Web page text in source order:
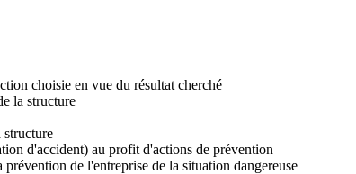
choisie en vue du résultat cherché
la structure
structure
d'accident) au profit d'actions de prévention
de l'entreprise de la situation dangereuse